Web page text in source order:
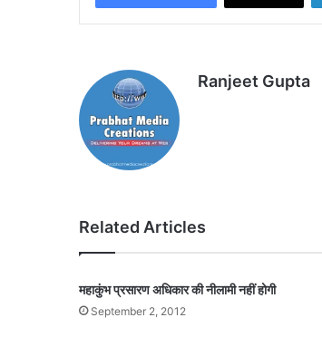
Ranjeet Gupta
Related Articles
महाकुंभ प्रसारण अधिकार की नीलामी नहीं होगी
September 2, 2012